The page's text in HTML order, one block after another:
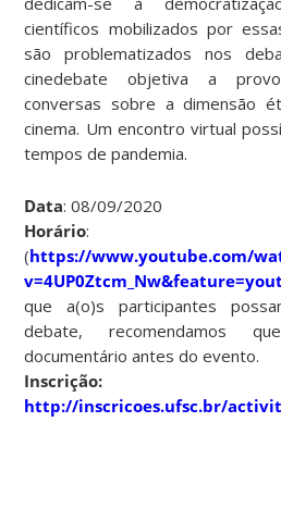
científicos mobilizados por
são problematizados nos
cinedebate objetiva a
conversas sobre a dimensão
cinema. Um encontro virtual
tempos de pandemia.
Data: 08/09/2020
Horário:
(https://www.youtube.com/
que a(o)s participantes
debate, recomendamos
documentário antes do evento.
Inscrição:
http://inscricoes.ufsc.br/